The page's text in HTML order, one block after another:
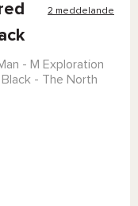
2 meddelande
- M Exploration
- The North